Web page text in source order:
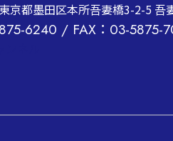
京都墨田区本所吾妻橋3-2-5 吾
6240 / FAX：03-5875-